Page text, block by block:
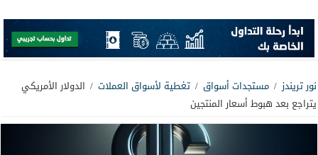
نور تريندز / مستجدات أسواق / تغطية لأسواق العملات / الدولار الأمريكي
يتراجع بعد هبوط أسعار المنتجين